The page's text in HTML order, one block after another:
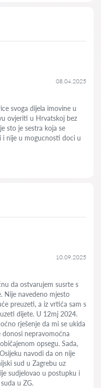
08.04.2025
svoga dijela imovine u
ovjeriti u Hrvatskoj bez
sto je sestra koja se
i nije u mogucnosti doci u
10.09.2025
da ostvarujem susrte s
Nije navedeno mjesto
preuzeti, a iz vrtića sam s
dijete. U 12mj 2024.
rješenje da mi se ukida
donosi nepravomoćna
opsegu. Sada,
navodi da on nije
sud u Zagrebu uz
sudjelovao u postupku i
u ZG.